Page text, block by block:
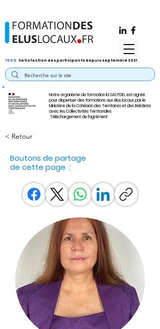
Notre organisme de formation la SAS FDEL est agréé
pour dispenser des formations aux élus locaux par le
Ministère de la Cohésion des Territoires et des Relations
avec les Collectivités Territoriales
Téléchargement de l'agrément
100% Satisfaction des participants depuis septembre 2021
< Retour
Boutons de partage
de cette page :